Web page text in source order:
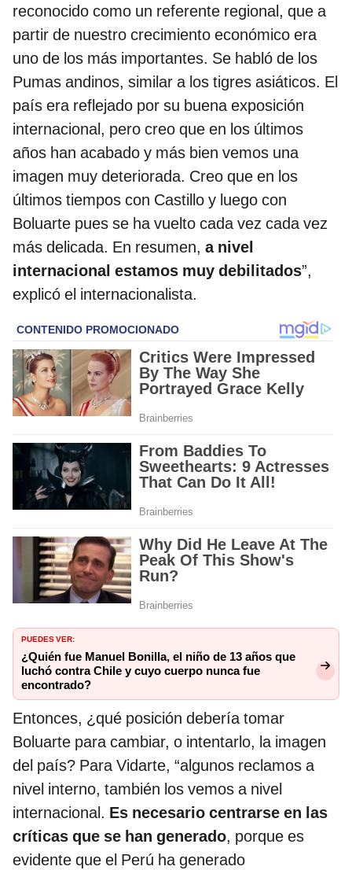
reconocido como un referente regional, que a
partir de nuestro crecimiento económico era
uno de los más importantes. Se habló de los
Pumas andinos, similar a los tigres asiáticos. El
país era reflejado por su buena exposición
internacional, pero creo que en los últimos
años han acabado y más bien vemos una
imagen muy deteriorada. Creo que en los
últimos tiempos con Castillo y luego con
Boluarte pues se ha vuelto cada vez cada vez
más delicada. En resumen, a nivel
internacional estamos muy debilitados”,
explicó el internacionalista.
PUEDES VER:
¿Quién fue Manuel Bonilla, el niño de 13 años que
luchó contra Chile y cuyo cuerpo nunca fue
encontrado?
Entonces, ¿qué posición debería tomar
Boluarte para cambiar, o intentarlo, la imagen
del país? Para Vidarte, “algunos reclamos a
nivel interno, también los vemos a nivel
internacional. Es necesario centrarse en las
críticas que se han generado, porque es
evidente que el Perú ha generado